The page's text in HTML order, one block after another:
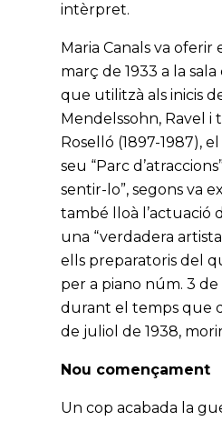
intèrpret.
Maria Canals va
març de 1933 a la
que utilitzà als inicis
Mendelssohn, Ravel
Roselló (1897-1987),
seu “Parc
sentir-lo”, segons va
també lloà l’actuació
una “verdadera
ells preparatoris del
per a piano núm. 3
durant el temps que
de juliol de 1938,
Nou començament
Un cop acabada la